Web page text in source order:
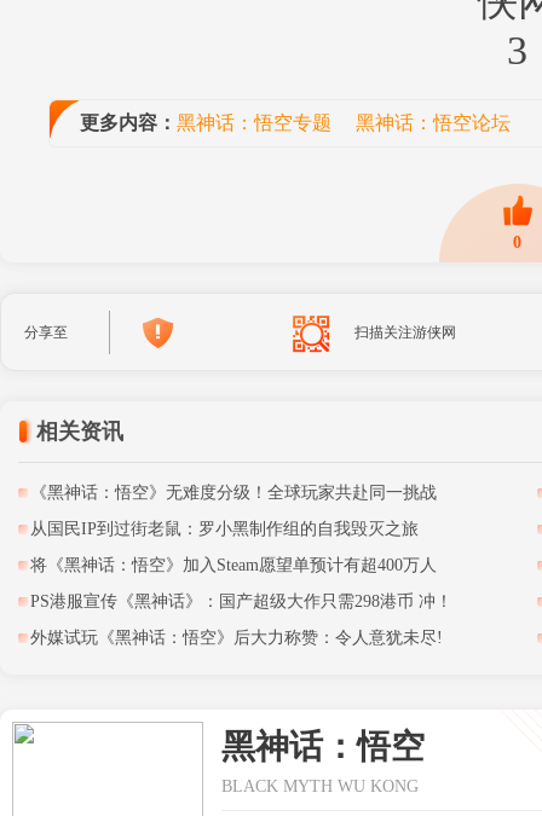
更多内容： 黑神话：悟空专题 黑神话：悟空论坛
0
分享至 扫描关注游侠网
相关资讯
《黑神话：悟空》无难度分级！全球玩家共赴同一挑战
从国民IP到过街老鼠：罗小黑制作组的自我毁灭之旅
将《黑神话：悟空》加入Steam愿望单预计有超400万人
PS港服宣传《黑神话》：国产超级大作只需298港币 冲！
外媒试玩《黑神话：悟空》后大力称赞：令人意犹未尽!
黑神话：悟空
BLACK MYTH WU KONG